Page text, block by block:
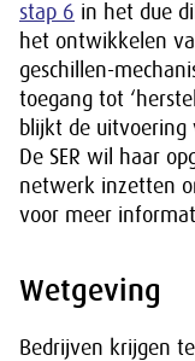
stap 6 in het due
het ontwikkelen
geschillen-
toegang tot
blijkt de uitvoering
De SER wil haar
netwerk inzetten
voor meer
Wetgeving
Bedrijven krijgen